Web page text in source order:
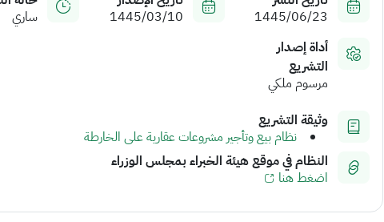
1445/06/23
1445/03/10
ساري
أداة إصدار
التشريع
مرسوم ملكي
وثيقة التشريع
نظام بيع وتأجير مشروعات عقارية على الخارطة
النظام في موقع هيئة الخبراء بمجلس الوزراء
اضغط هنا